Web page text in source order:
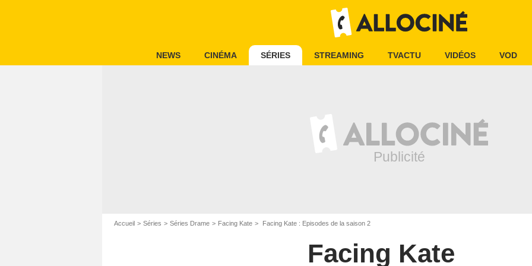
NEWS CINÉMA SÉRIES STREAMING TVACTU VIDÉOS VOD
Accueil Séries Séries Drame Facing Kate Facing Kate : Episodes de la saison 2
Facing Kate